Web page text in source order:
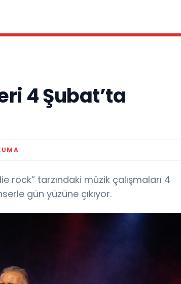
4 Şubat’ta
rock” tarzındaki müzik çalışmaları 4
gün yüzüne çıkıyor.